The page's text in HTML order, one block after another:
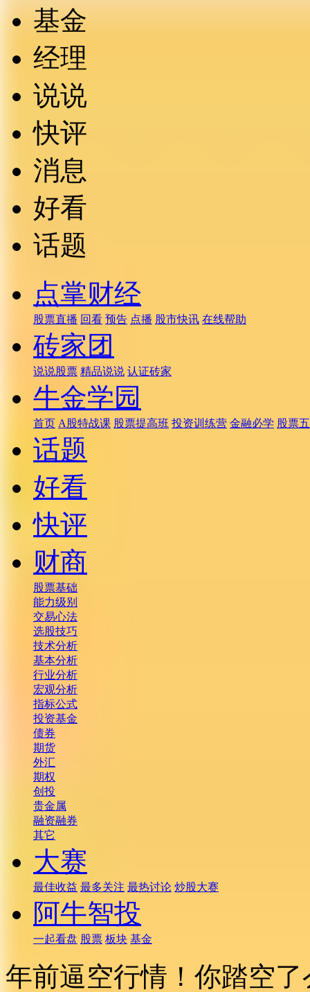
基金
经理
说说
快评
消息
好看
话题
点掌财经
股票直播 回看 预告 点播 股市快讯 在线帮助
砖家团
说说股票 精品说说 认证砖家
牛金学园
首页 A股特战课 股票提高班 投资训练营 金融必学 股票
话题
好看
快评
财商
股票基础
能力级别
交易心法
选股技巧
技术分析
基本分析
行业分析
宏观分析
指标公式
投资基金
债券
期货
外汇
期权
创投
贵金属
融资融券
其它
大赛
最佳收益 最多关注 最热讨论 炒股大赛
阿牛智投
一起看盘 股票 板块 基金
年前逼空行情！你踏空了